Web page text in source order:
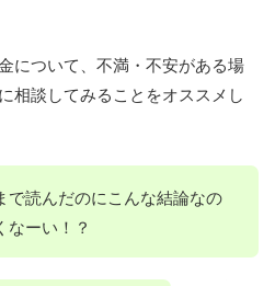
について、不満・不安がある場
相談してみることをオススメし
で読んだのにこんな結論なの
なーい！？